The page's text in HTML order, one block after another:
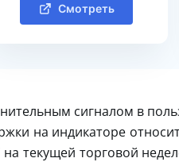
Смотреть
сигналом в
на индикаторе
на текущей торговой